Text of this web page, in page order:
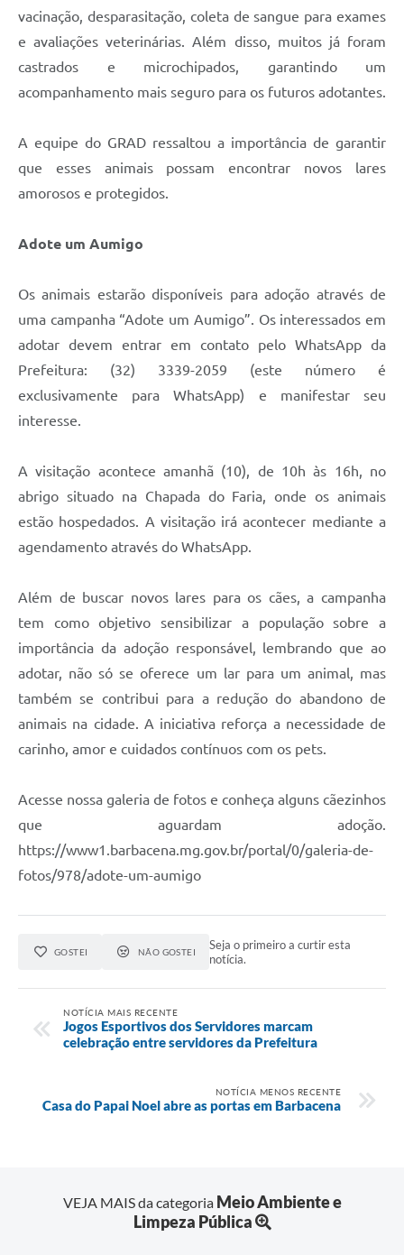
vacinação, desparasitação, coleta de sangue para exames
e avaliações veterinárias. Além disso, muitos já foram
castrados e microchipados, garantindo um
acompanhamento mais seguro para os futuros adotantes.
A equipe do GRAD ressaltou a importância de garantir
que esses animais possam encontrar novos lares
amorosos e protegidos.
Adote um Aumigo
Os animais estarão disponíveis para adoção através de
uma campanha “Adote um Aumigo”. Os interessados em
adotar devem entrar em contato pelo WhatsApp da
Prefeitura: (32) 3339-2059 (este número é
exclusivamente para WhatsApp) e manifestar seu
interesse.
A visitação acontece amanhã (10), de 10h às 16h, no
abrigo situado na Chapada do Faria, onde os animais
estão hospedados. A visitação irá acontecer mediante a
agendamento através do WhatsApp.
Além de buscar novos lares para os cães, a campanha
tem como objetivo sensibilizar a população sobre a
importância da adoção responsável, lembrando que ao
adotar, não só se oferece um lar para um animal, mas
também se contribui para a redução do abandono de
animais na cidade. A iniciativa reforça a necessidade de
carinho, amor e cuidados contínuos com os pets.
Acesse nossa galeria de fotos e conheça alguns cãezinhos
que aguardam adoção.
https://www1.barbacena.mg.gov.br/portal/0/galeria-de-
fotos/978/adote-um-aumigo
GOSTEI NÃO GOSTEI
Seja o primeiro a curtir esta
notícia.
NOTÍCIA MAIS RECENTE
Jogos Esportivos dos Servidores marcam
celebração entre servidores da Prefeitura
NOTÍCIA MENOS RECENTE
Casa do Papai Noel abre as portas em Barbacena
VEJA MAIS da categoria Meio Ambiente e
Limpeza Pública